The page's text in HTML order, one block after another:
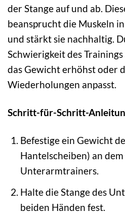
der Stange auf und ab.
beansprucht die Muskeln
und stärkt sie nachhaltig.
Schwierigkeit des
das Gewicht erhöhst oder
Wiederholungen anpasst.
Schritt-für-Schritt-
Befestige ein Gewicht
Hantelscheiben) an dem
Unterarmtrainers.
Halte die Stange des
beiden Händen fest.